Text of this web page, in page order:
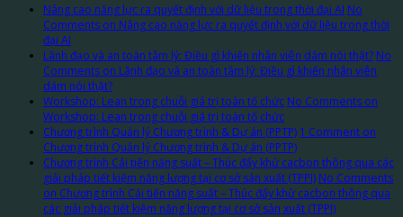
Nâng cao năng lực ra quyết định với dữ liệu trong thời đại AI No
Comments on Nâng cao năng lực ra quyết định với dữ liệu trong thời
đại AI
Lãnh đạo và an toàn tâm lý: Điều gì khiến nhân viên dám nói thật? No
Comments on Lãnh đạo và an toàn tâm lý: Điều gì khiến nhân viên
dám nói thật?
Workshop: Lean trong chuỗi giá trị toàn tổ chức No Comments on
Workshop: Lean trong chuỗi giá trị toàn tổ chức
Chương trình Quản lý Chương trình & Dự án (PPTP) 1 Comment on
Chương trình Quản lý Chương trình & Dự án (PPTP)
Chương trình Cải tiến năng suất – Thúc đẩy khử cacbon thông qua các
giải pháp tiết kiệm năng lượng tại cơ sở sản xuất (TPPI) No Comments
on Chương trình Cải tiến năng suất – Thúc đẩy khử cacbon thông qua
các giải pháp tiết kiệm năng lượng tại cơ sở sản xuất (TPPI)